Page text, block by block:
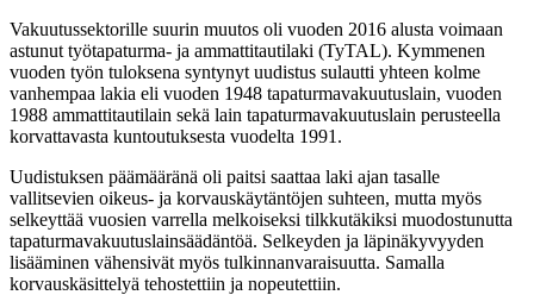
Vakuutussektorille suurin muutos oli vuoden 2016 alusta voimaan
astunut työtapaturma- ja ammattitautilaki (TyTAL). Kymmenen
vuoden työn tuloksena syntynyt uudistus sulautti yhteen kolme
vanhempaa lakia eli vuoden 1948 tapaturmavakuutuslain, vuoden
1988 ammattitautilain sekä lain tapaturmavakuutuslain perusteella
korvattavasta kuntoutuksesta vuodelta 1991.
Uudistuksen päämääränä oli paitsi saattaa laki ajan tasalle
vallitsevien oikeus- ja korvauskäytäntöjen suhteen, mutta myös
selkeyttää vuosien varrella melkoiseksi tilkkutäkiksi muodostunutta
tapaturmavakuutuslainsäädäntöä. Selkeyden ja läpinäkyvyyden
lisääminen vähensivät myös tulkinnanvaraisuutta. Samalla
korvauskäsittelyä tehostettiin ja nopeutettiin.